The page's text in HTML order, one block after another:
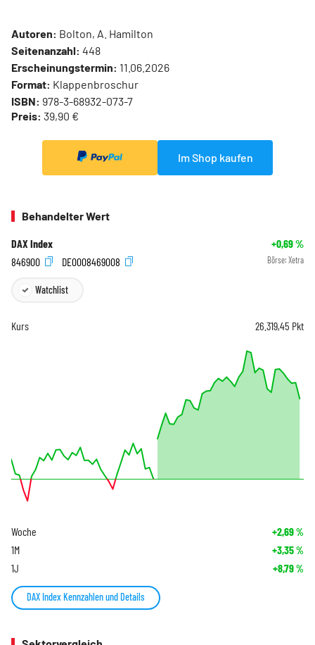
Autoren: Bolton, A. Hamilton
Seitenanzahl: 448
Erscheinungstermin: 11.06.2026
Format: Klappenbroschur
ISBN: 978-3-68932-073-7
Preis: 39,90 €
Im Shop kaufen
Behandelter Wert
DAX Index +0,69%
846900
DE0008469008 Börse: Xetra
Watchlist
Kurs 26.319,45 Pkt
Woche +2,69%
1M +3,35%
1J +8,79%
DAX Index Kennzahlen und Details